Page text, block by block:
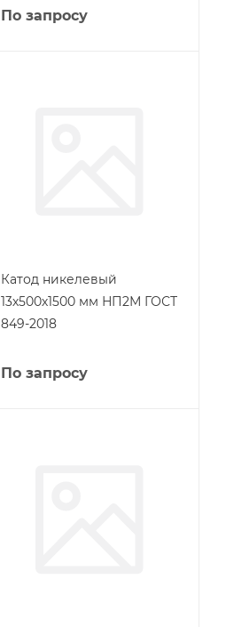
По запросу
Катод никелевый
13х500х1500 мм НП2М ГОСТ
849-2018
По запросу